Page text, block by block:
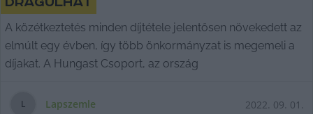
A közétkeztetés minden díjtétele jelentősen növekedett az
elmúlt egy évben, így több önkormányzat is megemeli a
díjakat. A Hungast Csoport, az ország
L Lapszemle 2022. 09. 01.